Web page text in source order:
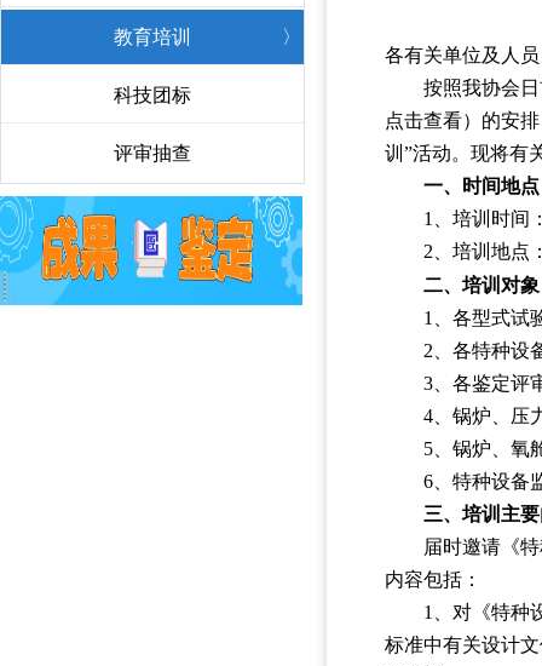
教育培训 〉
科技团标
评审抽查
各有关单位及人
按照我协会
点击查看）的安
训”活动。现将有
一、时间地点
1、培训时间
2、培训地点
二、培训对象
1、各型式试
2、各特种设
3、各鉴定评
4、锅炉、压
5、锅炉、氧
6、特种设备
三、培训主
届时邀请《
内容包括：
1、对《特种
标准中有关设计